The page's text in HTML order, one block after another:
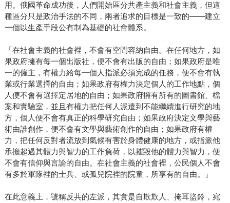
用。俄國革命成功後，人們開始區分共產主義和社會主義，但這
種區分只是政治手法的不同，兩者追求的目標是一致的——建立
一個以生產手段公有制為基礎的社會體系。
「在社會主義的社會裡，不會有空間容納自由。在任何地方，如
果政府擁有每一個出版社，便不會有出版的自由；如果政府是唯
一的僱主，有權力給每一個人指派必須完成的任務，便不會有執
業或行業選擇的自由；如果政府有權力決定個人的工作地點，個
人便不會有選擇定居地的自由；如果政府擁有所有的圖書館、檔
案和實驗室，並且有權力把任何人派遣到不能繼續進行研究的地
方，個人便不會有真正的科學研究自由；如果政府決定文學與藝
術由誰創作，便不會有文學與藝術創作的自由；如果政府有權
力，把任何反對者流放到氣候有害於身體健康的地方，或指派他
承擔超過其體力與智力的工作負荷，以摧毀他的體力與智力，便
不會有信仰與言論的自由。在社會主義的社會裡，公民個人不會
有多於軍隊裡的士兵、或孤兒院裡的院童，所享有的自由。」
在此意義上，號稱反共的左派，其實是自欺欺人、掩耳盜鈴，宛